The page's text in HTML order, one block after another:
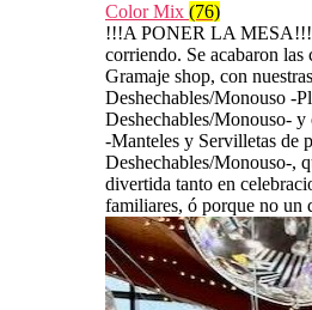
Color Mix (76)
!!!A PONER LA MESA!!!
corriendo. Se acabaron las
Gramaje shop, con
Deshechables/Monouso -
Deshechables/Monouso- y
-Manteles y Servilletas de
Deshechables/Monouso-,
divertida tanto en
familiares, ó porque no